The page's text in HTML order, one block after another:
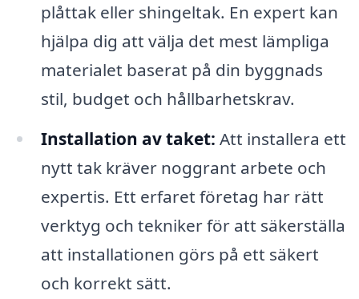
plåttak eller shingeltak. En expert kan
hjälpa dig att välja det mest lämpliga
materialet baserat på din byggnads
stil, budget och hållbarhetskrav.
Installation av taket: Att installera ett
nytt tak kräver noggrant arbete och
expertis. Ett erfaret företag har rätt
verktyg och tekniker för att säkerställa
att installationen görs på ett säkert
och korrekt sätt.